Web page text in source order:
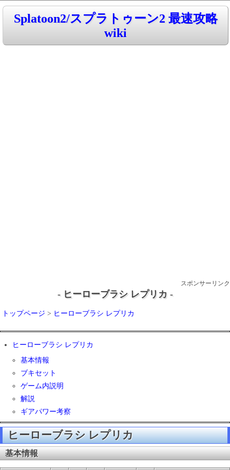
Splatoon2/スプラトゥーン2 最速攻略
wiki
スポンサーリンク
- ヒーローブラシ レプリカ -
トップページ > ヒーローブラシ レプリカ
ヒーローブラシ レプリカ
基本情報
ブキセット
ゲーム内説明
解説
ギアパワー考察
ヒーローブラシ レプリカ
基本情報